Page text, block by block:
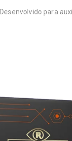
Desenvolvido para